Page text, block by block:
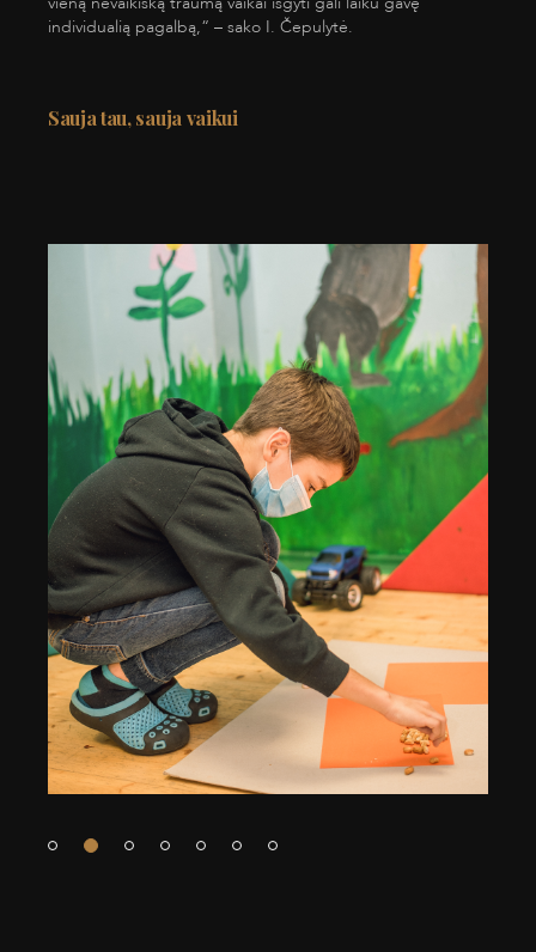
individualią pagalbą,“ – sako I. Čepulytė.
Sauja tau, sauja vaikui